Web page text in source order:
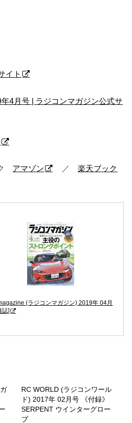
イト
4月号 | ラジコンマガジン公式サ
アマゾン ／楽天ブック
(ラジコンマガジン) 2019年 04月
誌]
RC WORLD (ラジコンワール
ド) 2017年 02月号 《付録》
SERPENT ウインターグロー
ブ